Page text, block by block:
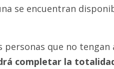
se encuentran
personas que no
completar la